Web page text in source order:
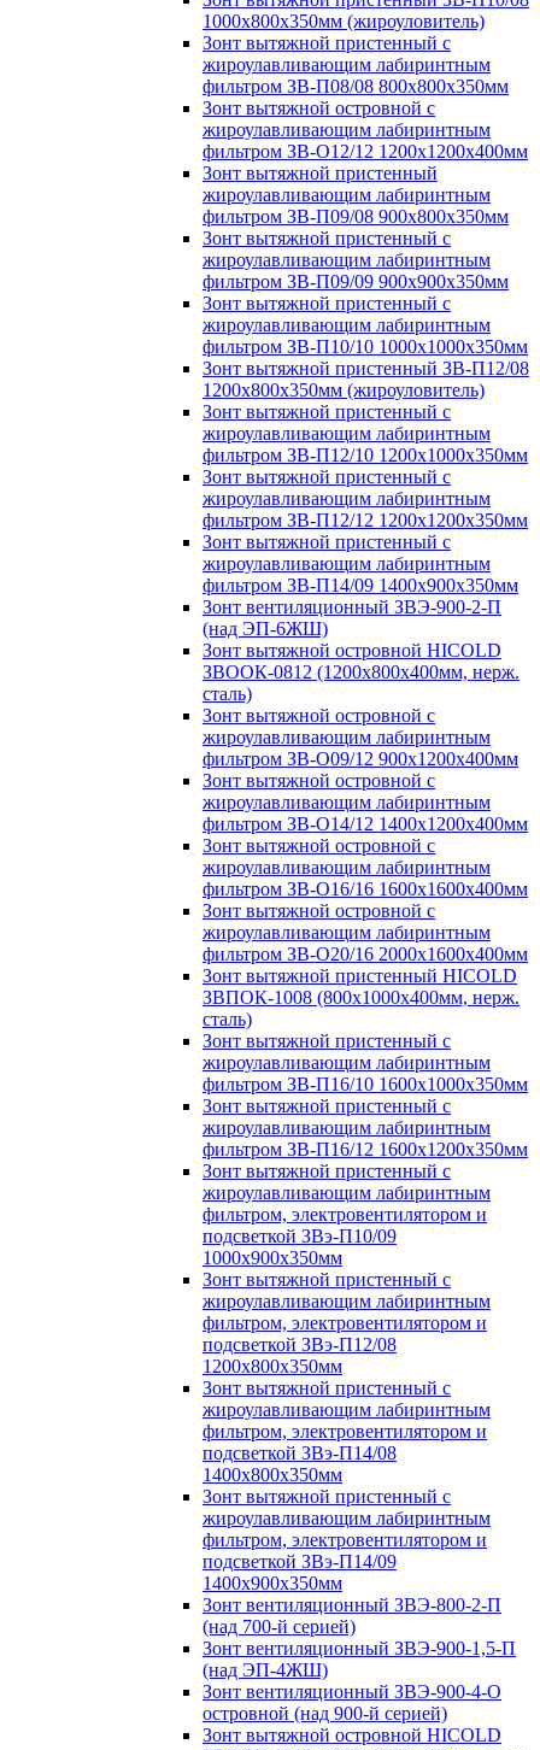
1000х800х350мм (жироуловитель)
Зонт вытяжной пристенный с
жироулавливающим лабиринтным
фильтром ЗВ-П08/08 800х800х350мм
Зонт вытяжной островной с
жироулавливающим лабиринтным
фильтром ЗВ-О12/12 1200х1200х400мм
Зонт вытяжной пристенный
жироулавливающим лабиринтным
фильтром ЗВ-П09/08 900х800х350мм
Зонт вытяжной пристенный с
жироулавливающим лабиринтным
фильтром ЗВ-П09/09 900х900х350мм
Зонт вытяжной пристенный с
жироулавливающим лабиринтным
фильтром ЗВ-П10/10 1000х1000х350мм
Зонт вытяжной пристенный ЗВ-П12/08
1200х800х350мм (жироуловитель)
Зонт вытяжной пристенный с
жироулавливающим лабиринтным
фильтром ЗВ-П12/10 1200х1000х350мм
Зонт вытяжной пристенный с
жироулавливающим лабиринтным
фильтром ЗВ-П12/12 1200х1200х350мм
Зонт вытяжной пристенный с
жироулавливающим лабиринтным
фильтром ЗВ-П14/09 1400х900х350мм
Зонт вентиляционный ЗВЭ-900-2-П
(над ЭП-6ЖШ)
Зонт вытяжной островной HICOLD
ЗВООК-0812 (1200х800x400мм, нерж.
сталь)
Зонт вытяжной островной с
жироулавливающим лабиринтным
фильтром ЗВ-О09/12 900х1200х400мм
Зонт вытяжной островной с
жироулавливающим лабиринтным
фильтром ЗВ-О14/12 1400х1200х400мм
Зонт вытяжной островной с
жироулавливающим лабиринтным
фильтром ЗВ-О16/16 1600х1600х400мм
Зонт вытяжной островной с
жироулавливающим лабиринтным
фильтром ЗВ-О20/16 2000х1600х400мм
Зонт вытяжной пристенный HICOLD
ЗВПОК-1008 (800х1000х400мм, нерж.
сталь)
Зонт вытяжной пристенный с
жироулавливающим лабиринтным
фильтром ЗВ-П16/10 1600х1000х350мм
Зонт вытяжной пристенный с
жироулавливающим лабиринтным
фильтром ЗВ-П16/12 1600х1200х350мм
Зонт вытяжной пристенный с
жироулавливающим лабиринтным
фильтром, электровентилятором и
подсветкой ЗВэ-П10/09
1000х900х350мм
Зонт вытяжной пристенный с
жироулавливающим лабиринтным
фильтром, электровентилятором и
подсветкой ЗВэ-П12/08
1200х800х350мм
Зонт вытяжной пристенный с
жироулавливающим лабиринтным
фильтром, электровентилятором и
подсветкой ЗВэ-П14/08
1400х800х350мм
Зонт вытяжной пристенный с
жироулавливающим лабиринтным
фильтром, электровентилятором и
подсветкой ЗВэ-П14/09
1400х900х350мм
Зонт вентиляционный ЗВЭ-800-2-П
(над 700-й серией)
Зонт вентиляционный ЗВЭ-900-1,5-П
(над ЭП-4ЖШ)
Зонт вентиляционный ЗВЭ-900-4-О
островной (над 900-й серией)
Зонт вытяжной островной HICOLD